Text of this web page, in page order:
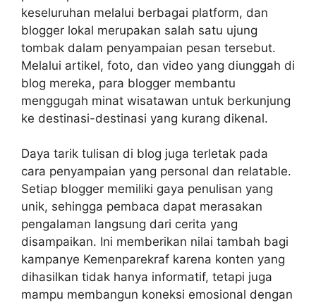
keseluruhan melalui berbagai platform, dan
blogger lokal merupakan salah satu ujung
tombak dalam penyampaian pesan tersebut.
Melalui artikel, foto, dan video yang diunggah di
blog mereka, para blogger membantu
menggugah minat wisatawan untuk berkunjung
ke destinasi-destinasi yang kurang dikenal.
Daya tarik tulisan di blog juga terletak pada
cara penyampaian yang personal dan relatable.
Setiap blogger memiliki gaya penulisan yang
unik, sehingga pembaca dapat merasakan
pengalaman langsung dari cerita yang
disampaikan. Ini memberikan nilai tambah bagi
kampanye Kemenparekraf karena konten yang
dihasilkan tidak hanya informatif, tetapi juga
mampu membangun koneksi emosional dengan